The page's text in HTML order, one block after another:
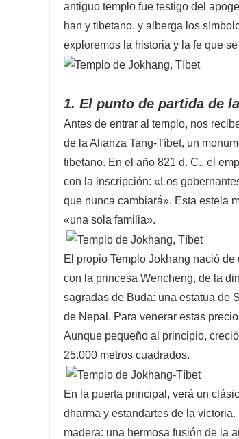
antiguo templo fue testigo del
han y tibetano, y alberga los
exploremos la historia y la fe que
1. El punto de partida de
Antes de entrar al templo, nos
de la Alianza Tang-Tíbet, un
tibetano. En el año 821 d. C., el
con la inscripción: «Los
que nunca cambiará». Esta estela
«una sola familia».
El propio Templo Jokhang nació
con la princesa Wencheng, de la
sagradas de Buda: una estatua de
de Nepal. Para venerar estas
Aunque pequeño al principio,
25.000 metros cuadrados.
En la puerta principal, verá un
dharma y estandartes de la
madera: una hermosa fusión de la